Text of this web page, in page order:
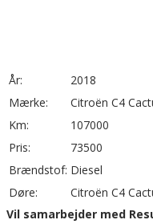
År:
2018
Mærke:
Citroën C4
Km:
107000
Pris:
73500
Brændstof: Diesel
Døre:
Citroën C4
Vil samarbejder med